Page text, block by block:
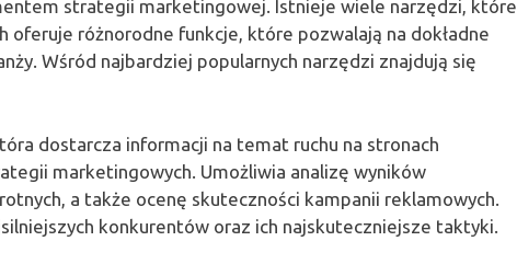
strategii marketingowej. Istnieje wiele narzędzi, które
oferuje różnorodne funkcje, które pozwalają na dokładne
Wśród najbardziej popularnych narzędzi znajdują się
dostarcza informacji na temat ruchu na stronach
marketingowych. Umożliwia analizę wyników
a także ocenę skuteczności kampanii reklamowych.
konkurentów oraz ich najskuteczniejsze taktyki.